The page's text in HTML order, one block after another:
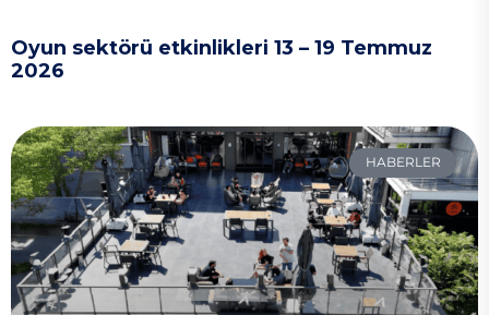
Oyun sektörü etkinlikleri 13 – 19 Temmuz
2026
HABERLER